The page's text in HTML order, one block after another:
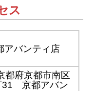
ス
アバンティ店
府京都市南区
31 京都アバン